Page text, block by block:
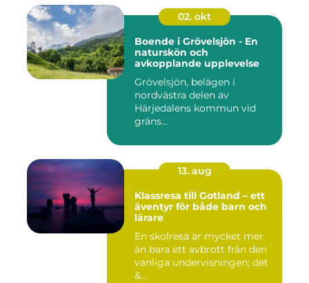
02. okt
Boende i Grövelsjön - En
naturskön och
avkopplande upplevelse
Grövelsjön, belägen i
nordvästra delen av
Härjedalens kommun vid
gräns...
13. aug
Klassresa till Gotland – ett
äventyr för både barn och
lärare
En skolresa är mycket mer
än bara ett avbrott från den
vanliga undervisningen; det
&...